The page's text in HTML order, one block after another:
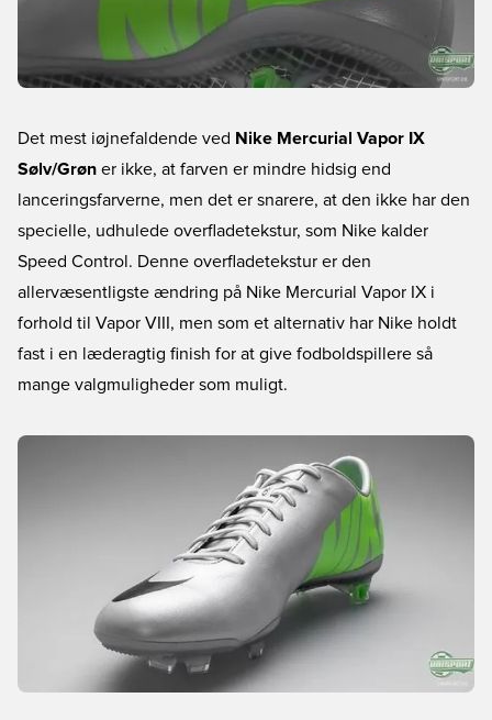
Det mest iøjnefaldende ved Nike Mercurial Vapor IX
Sølv/Grøn er ikke, at farven er mindre hidsig end
lanceringsfarverne, men det er snarere, at den ikke har den
specielle, udhulede overfladetekstur, som Nike kalder
Speed Control. Denne overfladetekstur er den
allervæsentligste ændring på Nike Mercurial Vapor IX i
forhold til Vapor VIII, men som et alternativ har Nike holdt
fast i en læderagtig finish for at give fodboldspillere så
mange valgmuligheder som muligt.